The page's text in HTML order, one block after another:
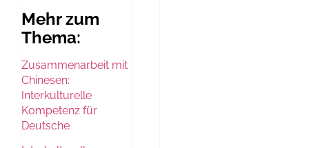
Mehr zum
Thema:
Zusammenarbeit mit
Chinesen:
Interkulturelle
Kompetenz für
Deutsche